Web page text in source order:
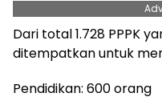
Dari total 1.728 PPPK
ditempatkan untuk
Pendidikan: 600 orang